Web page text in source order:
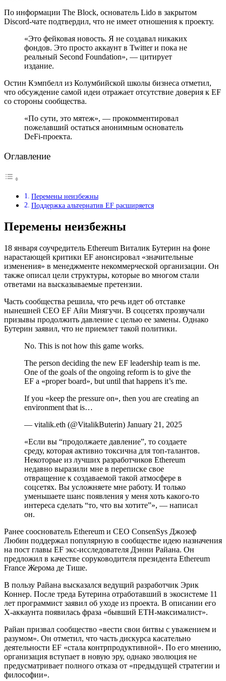
По информации The Block, основатель Lido в закрытом
Discord-чате подтвердил, что не имеет отношения к проекту.
«Это фейковая новость. Я не создавал никаких
фондов. Это просто аккаунт в Twitter и пока не
реальный Second Foundation», — цитирует
издание.
Остин Кэмпбелл из Колумбийской школы бизнеса отметил,
что обсуждение самой идеи отражает отсутствие доверия к EF
со стороны сообщества.
«По сути, это мятеж», — прокомментировал
пожелавший остаться анонимным основатель
DeFi-проекта.
Оглавление
Перемены неизбежны
Поддержка альтернатив EF расширяется
Перемены неизбежны
18 января соучредитель Ethereum Виталик Бутерин на фоне
нарастающей критики EF анонсировал «значительные
изменения» в менеджменте некоммерческой организации. Он
также описал цели структуры, которые во многом стали
ответами на высказываемые претензии.
Часть сообщества решила, что речь идет об отставке
нынешней CEO EF Айи Миягучи. В соцсетях прозвучали
призывы продолжить давление с целью ее замены. Однако
Бутерин заявил, что не приемлет такой политики.
No. This is not how this game works.
The person deciding the new EF leadership team is me.
One of the goals of the ongoing reform is to give the
EF a «proper board», but until that happens it’s me.
If you «keep the pressure on», then you are creating an
environment that is…
— vitalik.eth (@VitalikButerin) January 21, 2025
«Если вы “продолжаете давление”, то создаете
среду, которая активно токсична для топ-талантов.
Некоторые из лучших разработчиков Ethereum
недавно выразили мне в переписке свое
отвращение к создаваемой такой атмосфере в
соцсетях. Вы усложняете мне работу. И только
уменьшаете шанс появления у меня хоть какого-то
интереса сделать “то, что вы хотите”», — написал
он.
Ранее сооснователь Ethereum и CEO ConsenSys Джозеф
Любин поддержал популярную в сообществе идею назначения
на пост главы EF экс-исследователя Дэнни Райана. Он
предложил в качестве соруководителя президента Ethereum
France Жерома де Тише.
В пользу Райана высказался ведущий разработчик Эрик
Коннер. После треда Бутерина отработавший в экосистеме 11
лет программист заявил об уходе из проекта. В описании его
Х-аккаунта появилась фраза «бывший ETH-максималист».
Райан призвал сообщество «вести свои битвы с уважением и
разумом». Он отметил, что часть дискурса касательно
деятельности EF «стала контрпродуктивной». По его мнению,
организация вступает в новую эру, однако эволюция не
предусматривает полного отказа от «предыдущей стратегии и
философии».